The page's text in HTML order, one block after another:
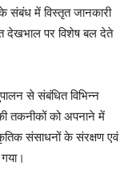
संबंध में विस्तृत जानकारी
देखभाल पर विशेष बल देते
से संबंधित विभिन्न
तकनीकों को अपनाने में
संसाधनों के संरक्षण एवं